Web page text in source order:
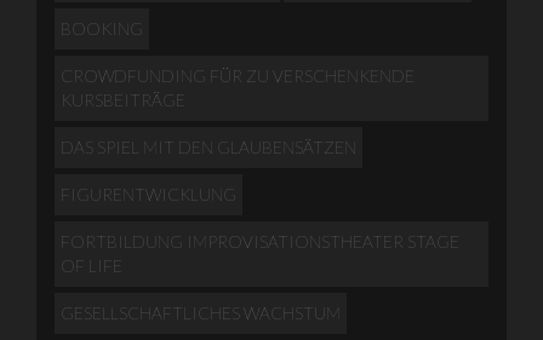
BOOKING
CROWDFUNDING FÜR ZU VERSCHENKENDE
KURSBEITRÄGE
DAS SPIEL MIT DEN GLAUBENSÄTZEN
FIGURENTWICKLUNG
FORTBILDUNG IMPROVISATIONSTHEATER STAGE
OF LIFE
GESELLSCHAFTLICHES WACHSTUM